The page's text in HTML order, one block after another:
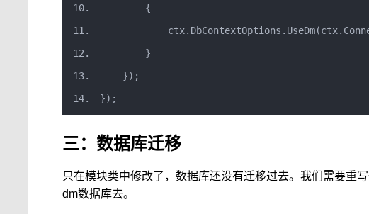
{
            ctx
. DbContextOptions . UseDm(ctx.
}
});
});
三：数据库迁移
只在模块类中修改了，数据库还没有迁移过去。我们需要重
dm数据库去。